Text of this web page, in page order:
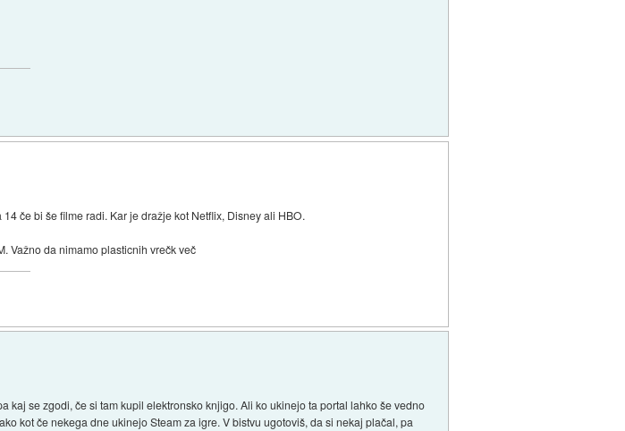
če bi še filme radi. Kar je dražje kot Netflix, Disney ali HBO.
Važno da nimamo plasticnih vrečk več
kaj se zgodi, če si tam kupil elektronsko knjigo. Ali ko ukinejo ta portal lahko še vedno
kot če nekega dne ukinejo Steam za igre. V bistvu ugotoviš, da si nekaj plačal, pa